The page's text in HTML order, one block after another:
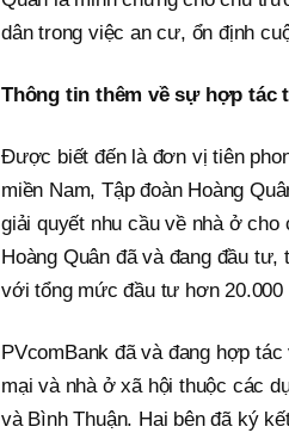
dân trong việc an cư, ổn định
Thông tin thêm về sự hợp tác
Được biết đến là đơn vị tiên
miền Nam, Tập đoàn Hoàng
giải quyết nhu cầu về nhà ở
Hoàng Quân đã và đang đầu
với tổng mức đầu tư hơn
PVcomBank đã và đang hợp
mại và nhà ở xã hội thuộc các
và Bình Thuận. Hai bên đã ký